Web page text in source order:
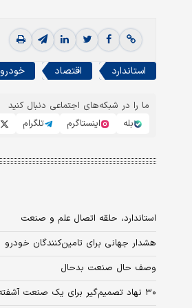
استاندارد اقتصاد خودرو
ما را در شبکه‌های اجتماعی دنبال کنید
بله
اینستاگرم تلگرام
استاندارد، حلقه اتصال علم و صنعت
هشدار جهانی برای تامین‌‌‌کنندگان خودرو
وصف حال صنعت بدحال
۳۰ نهاد تصمیم‌گیر برای یک صنعت آشفته!